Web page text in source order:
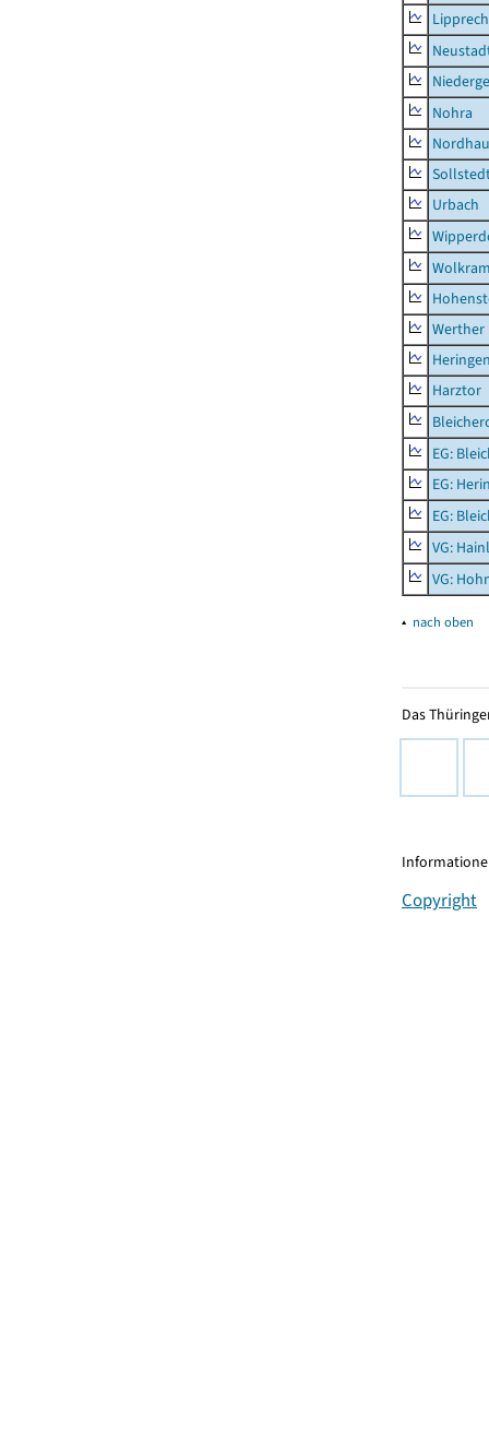
Nohra
Urbach
Werther
Harztor
EG:
EG:
EG:
VG:
VG:
▴ nach oben
Das
Copyright